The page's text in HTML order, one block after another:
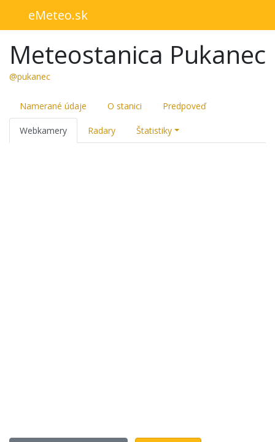
eMeteo.sk
Meteostanica Pukanec
@pukanec
Namerané údaje O stanici Predpoveď
Webkamery Radary Štatistiky